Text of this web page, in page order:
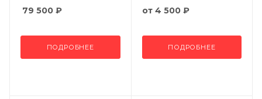
79 500 ₽
ПОДРОБНЕЕ
от 4 500 ₽
ПОДРОБНЕЕ